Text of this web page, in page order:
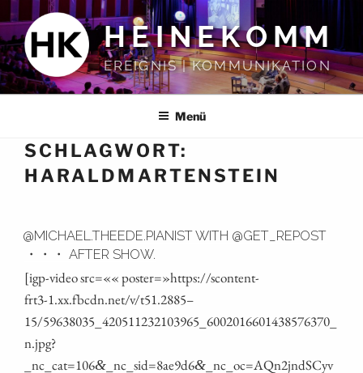
Inhalt
springen
HEINEKOMM
EREIGNIS | KOMMUNIKATION
Menü
SCHLAGWORT:
HARALDMARTENSTEIN
@MICHAEL.THEEDE.PIANIST WITH @GET_REPOST
・・・ AFTER SHOW.
[igp-video src=«« poster=»https://scontent-
frt3‑1.xx.fbcdn.net/v/t51.2885 –
15/59638035_420511232103965_6002016601438576370_
n.jpg?
_nc_cat=106& _nc_sid=8ae9d6& _nc_oc=AQn2jndSCyv